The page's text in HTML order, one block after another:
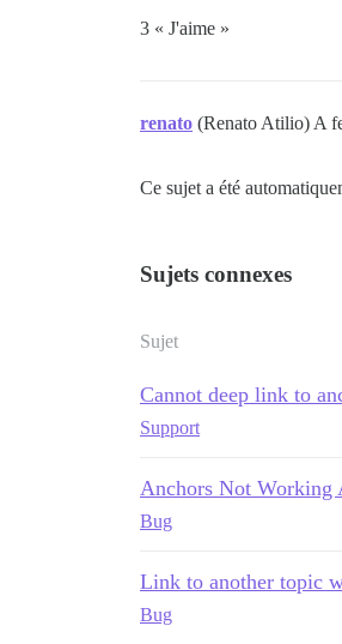
3 « J'aime »
renato (Renato Atilio) A
Ce sujet a été
Sujets connexes
Sujet
Cannot deep link to
Support
Anchors Not Working
Bug
Link to another topic
Bug